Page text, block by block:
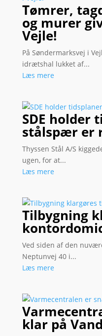
Tømrer,
og murer
Vejle!
På Søndermarksvej i
idrætshal lukket af...
Læs mere
SDE holder
stålspær er
Thyssen Stål A/S
ugen, for at...
Læs mere
Tilbygning
Ved siden af den
Neptunvej 40 i...
Læs mere
klar på